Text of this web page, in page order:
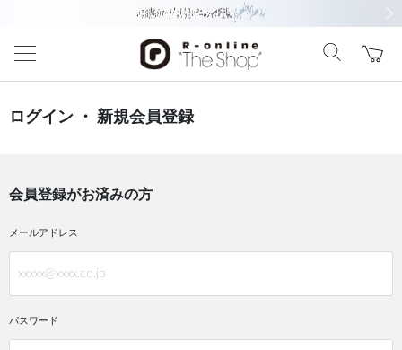
ログイン ・ 新規会員登録
会員登録がお済みの方
メールアドレス
パスワード